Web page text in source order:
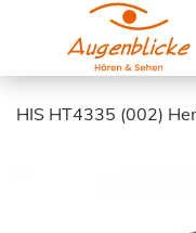
HIS HT4335 (002)